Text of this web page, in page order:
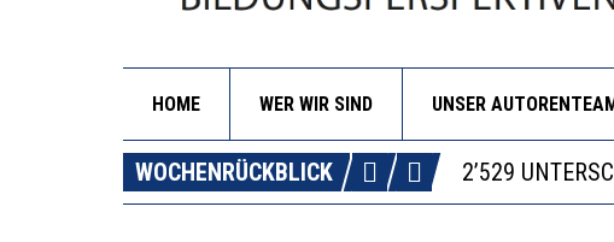
HOME WER WIR SIND UNSER
WOCHENRÜCKBLICK
DIE
ICH WILL